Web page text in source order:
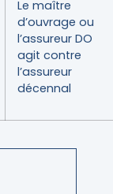
Le maître
d’ouvrage ou
l’assureur DO
agit contre
l’assureur
décennal